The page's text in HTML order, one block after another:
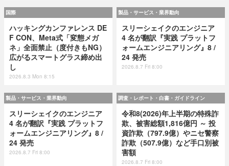
国際
ハッキングカンファレンス DE
F CON、Meta式「変態メガ
ネ」全面禁止（度付きもNG）
広がるスマートグラス締め出
し
2026.8.3 Mon 8:15
製品・サービス・業界動向
スリーシェイクのエンジニア
4 名が翻訳『実践 プラットフ
ォームエンジニアリング』8 /
24 発売
2026.8.7 Fri 8:00
製品・サービス・業界動向
スリーシェイクのエンジニア
4 名が翻訳『実践 プラットフ
ォームエンジニアリング』8 /
24 発売
2026.8.7 Fri 8:00
調査・レポート・白書・ガイドライン
令和8(2026)年上半期の特殊詐
欺、被害総額1,816億円 ～ 投
資詐欺（797.9億）やニセ警察
詐欺（507.9億）など手口別被
害額
2026.8.7 Fri 8:00